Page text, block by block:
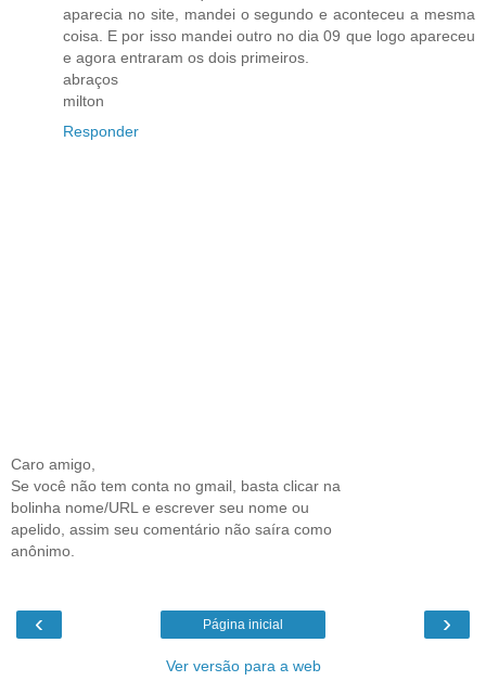
aparecia no site, mandei o segundo e aconteceu a mesma
coisa. E por isso mandei outro no dia 09 que logo apareceu
e agora entraram os dois primeiros.
abraços
milton
Responder
Caro amigo,
Se você não tem conta no gmail, basta clicar na
bolinha nome/URL e escrever seu nome ou
apelido, assim seu comentário não saíra como
anônimo.
‹ ›
Página inicial
Ver versão para a web